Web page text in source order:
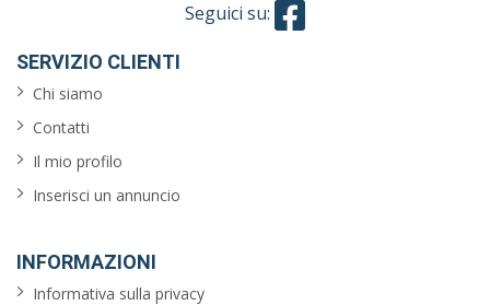
Seguici su:
SERVIZIO CLIENTI
Chi siamo
Contatti
Il mio profilo
Inserisci un annuncio
INFORMAZIONI
Informativa sulla privacy